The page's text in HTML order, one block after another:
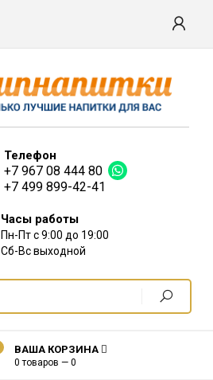
Телефон
+7 967 08 444 80
+7 499 899-42-41
Часы работы
Пн-Пт с 9:00 до 19:00
Сб-Вс выходной
ВАША КОРЗИНА
0 товаров — 0